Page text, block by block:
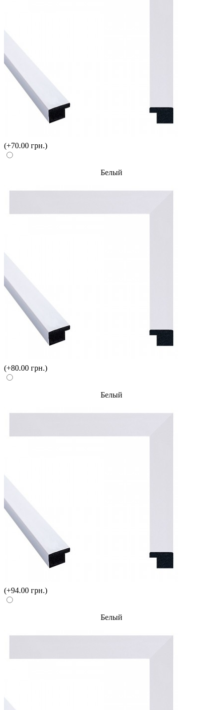
(+70.00 грн.)
Белый
(+80.00 грн.)
Белый
(+94.00 грн.)
Белый